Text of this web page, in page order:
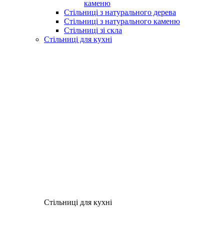
каменю
Стільниці з натурального дерева
Стільниці з натурального каменю
Стільниці зі скла
Стільниці для кухні
Стільниці для кухні